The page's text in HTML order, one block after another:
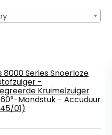
8000 Series Snoerloze
-
Kruimelzuiger
Mondstuk - Accuduur
01)